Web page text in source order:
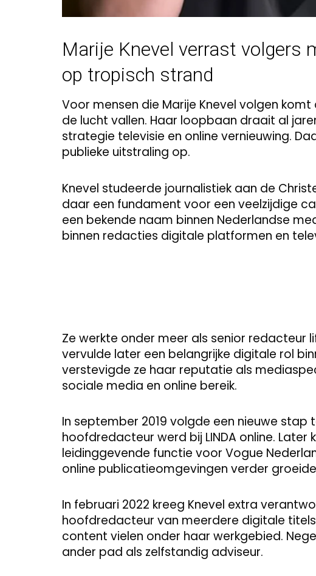
Marije Knevel verrast volgers
op tropisch strand
Voor mensen die Marije Knevel volgen
de lucht vallen. Haar loopbaan draait al
strategie televisie en online vernieuwing.
publieke uitstraling op.
Knevel studeerde journalistiek aan de
daar een fundament voor een veelzijdige
een bekende naam binnen Nederlandse
binnen redacties digitale platformen en
Ze werkte onder meer als senior redacteur
vervulde later een belangrijke digitale rol
verstevigde ze haar reputatie als
sociale media en online bereik.
In september 2019 volgde een nieuwe stap
hoofdredacteur werd bij LINDA online.
leidinggevende functie voor Vogue
online publicatieomgevingen verder
In februari 2022 kreeg Knevel extra
hoofdredacteur van meerdere digitale
content vielen onder haar werkgebied.
ander pad als zelfstandig adviseur.